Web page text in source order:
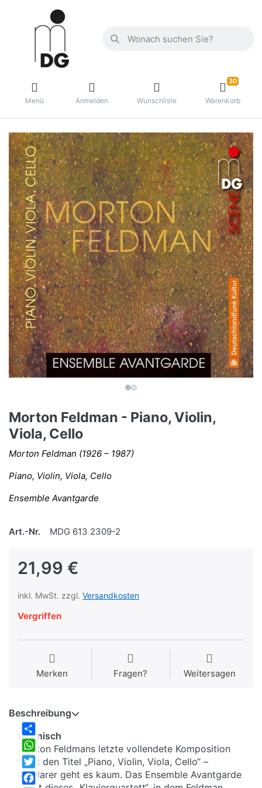
Menü Anmelden Wunschliste
30
Warenkorb
Morton Feldman - Piano, Violin,
Viola, Cello
Morton Feldman (1926 – 1987)
Piano, Violin, Viola, Cello
Ensemble Avantgarde
Art.-Nr. MDG 613 2309-2
21,99 €
inkl. MwSt. zzgl. Versandkosten
Vergriffen
Merken Fragen? Weitersagen
Share
WhatsApp
Twitter
Beschreibung
lakonisch
Morton Feldmans letzte vollendete Komposition
trägt den Titel „Piano, Violin, Viola, Cello“ –
lapidarer geht es kaum. Das Ensemble Avantgarde